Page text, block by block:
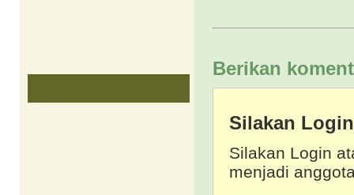
Berikan
Silakan
Silakan Login
menjadi